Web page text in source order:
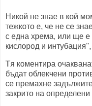
Никой не знае в кой
тежкото е, че не се
с една хрема, или ще е
кислород и
Tя коментира
бъдат облекчени
се премахне
закрито на определени